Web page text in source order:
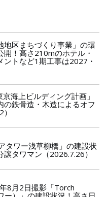
地区まちづくり事業」の環
開！高さ210mのホテル・
ントなど1期工事は2027・
海上ビルディング計画」
の鉄骨造・木造によるオフ
タワー浅草柳橋」の建設状
タワマン（2026.7.26）
8月2日撮影「Torch